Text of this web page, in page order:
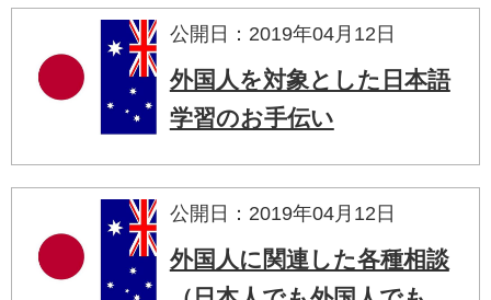
公開日：2019年04月12日
外国人を対象とした日本語
学習のお手伝い
公開日：2019年04月12日
外国人に関連した各種相談